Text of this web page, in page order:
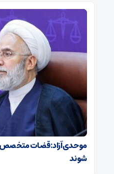
موحدی‌آزاد: قضات متخصص
شوند